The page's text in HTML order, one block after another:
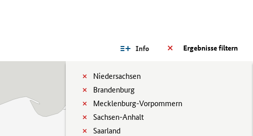
Ergebnisse filtern
Info
Niedersachsen
Brandenburg
Mecklenburg-Vorpommern
Sachsen-Anhalt
Saarland